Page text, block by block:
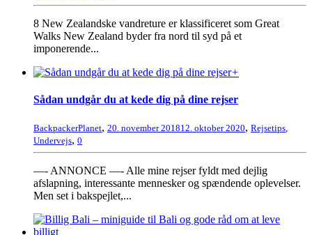
8 New Zealandske vandreture er klassificeret som Great
Walks New Zealand byder fra nord til syd på et
imponerende...
+
Sådan undgår du at kede dig på dine rejser
BackpackerPlanet, 20. november 201812. oktober 2020, Rejsetips
Undervejs, 0
—- ANNONCE —- Alle mine rejser fyldt med dejlig
afslapning, interessante mennesker og spændende oplevelser.
Men set i bakspejlet,...